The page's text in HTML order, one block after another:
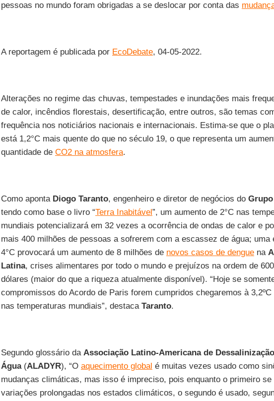
pessoas no mundo foram obrigadas a se deslocar por conta das
A reportagem é publicada por EcoDebate, 04-05-2022.
Alterações no regime das chuvas, tempestades e inundações mais
de calor, incêndios florestais, desertificação, entre outros, são temas
frequência nos noticiários nacionais e internacionais. Estima-se que o
está 1,2°C mais quente do que no século 19, o que representa um
quantidade de CO2 na atmosfera.
Como aponta Diogo Taranto, engenheiro e diretor de negócios do
tendo como base o livro “Terra Inabitável”, um aumento de 2°C nas
mundiais potencializará em 32 vezes a ocorrência de ondas de calor e
mais 400 milhões de pessoas a sofrerem com a escassez de água; uma
4°C provocará um aumento de 8 milhões de novos casos de denguena
Latina, crises alimentares por todo o mundo e prejuízos na ordem de
dólares (maior do que a riqueza atualmente disponível). “Hoje se
compromissos do Acordo de Paris forem cumpridos chegaremos à 3,2ºC
nas temperaturas mundiais”, destaca Taranto.
Segundo glossário da Associação Latino-Americana de
Água(ALADYR), “O aquecimento global é muitas vezes usado como
mudanças climáticas, mas isso é impreciso, pois enquanto o primeiro se
variações prolongadas nos estados climáticos, o segundo é usado,